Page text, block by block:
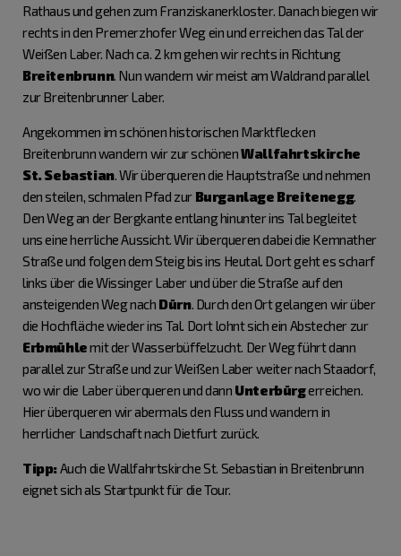
Rathaus und gehen zum Franziskanerkloster. Danach biegen wir
rechts in den Premerzhofer Weg ein und erreichen das Tal der
Weißen Laber. Nach ca. 2 km gehen wir rechts in Richtung
Breitenbrunn. Nun wandern wir meist am Waldrand parallel
zur Breitenbrunner Laber.
Angekommen im schönen historischen Marktflecken
Breitenbrunn wandern wir zur schönenWallfahrtskirche
St. Sebastian. Wir überqueren die Hauptstraße und nehmen
den steilen, schmalen Pfad zur Burganlage Breitenegg.
Den Weg an der Bergkante entlang hinunter ins Tal begleitet
uns eine herrliche Aussicht. Wir überqueren dabei die Kemnather
Straße und folgen dem Steig bis ins Heutal. Dort geht es scharf
links über die Wissinger Laber und über die Straße auf den
ansteigenden Weg nach Dürn. Durch den Ort gelangen wir über
die Hochfläche wieder ins Tal. Dort lohnt sich ein Abstecher zur
Erbmühlemit der Wasserbüffelzucht. Der Weg führt dann
parallel zur Straße und zur Weißen Laber weiter nach Staadorf,
wo wir die Laber überqueren und dann Unterbürgerreichen.
Hier überqueren wir abermals den Fluss und wandern in
herrlicher Landschaft nach Dietfurt zurück.
Tipp:Auch die Wallfahrtskirche St. Sebastian in Breitenbrunn
eignet sich als Startpunkt für die Tour.